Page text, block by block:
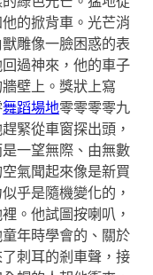
的掀背車。光芒消
雕像一臉困惑的表
過神來，他的車子
壁上。獎狀上寫
舞蹈場地零零零零九
緊從車窗探出頭，
一望無際、由無數
氣聞起來像是新買
乎是隨機變化的，
。他試圖按喇叭，
年時學會的、關於
刺耳的剎車聲，接